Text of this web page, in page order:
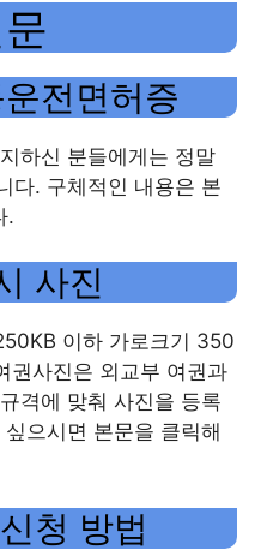
전면허증
하신 분들에게는 정말
다. 구체적인 내용은 본
.
사진
이하 가로크기 350
권사진은 외교부 여권과
격에 맞춰 사진을 등록
으시면 본문을 클릭해
청 방법